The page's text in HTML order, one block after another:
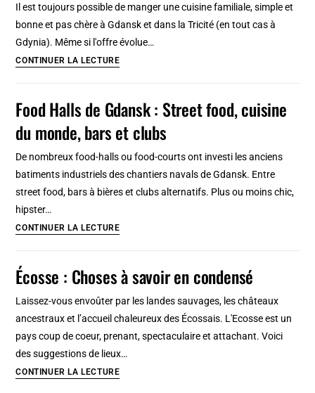
Gdansk
Il est toujours possible de manger une cuisine familiale, simple et
bonne et pas chère à Gdansk et dans la Tricité (en tout cas à
Gdynia). Même si l'offre évolue…
CONTINUER LA LECTURE13
chers,
cantines
Gdansk,
et
Gdynia
Food Halls de Gdansk : Street food, cuisine
du monde, bars et clubs
De nombreux food-halls ou food-courts ont investi les anciens
batiments industriels des chantiers navals de Gdansk. Entre
street food, bars à bières et clubs alternatifs. Plus ou moins chic,
hipster…
CONTINUER LA LECTUREFood
Gdansk
:
Street
food,
cuisine
du
Écosse : Choses à savoir en condensé
Laissez-vous envoûter par les landes sauvages, les châteaux
ancestraux et l’accueil chaleureux des Écossais. L'Ecosse est un
pays coup de coeur, prenant, spectaculaire et attachant. Voici
des suggestions de lieux…
CONTINUER LA LECTUREÉcosse